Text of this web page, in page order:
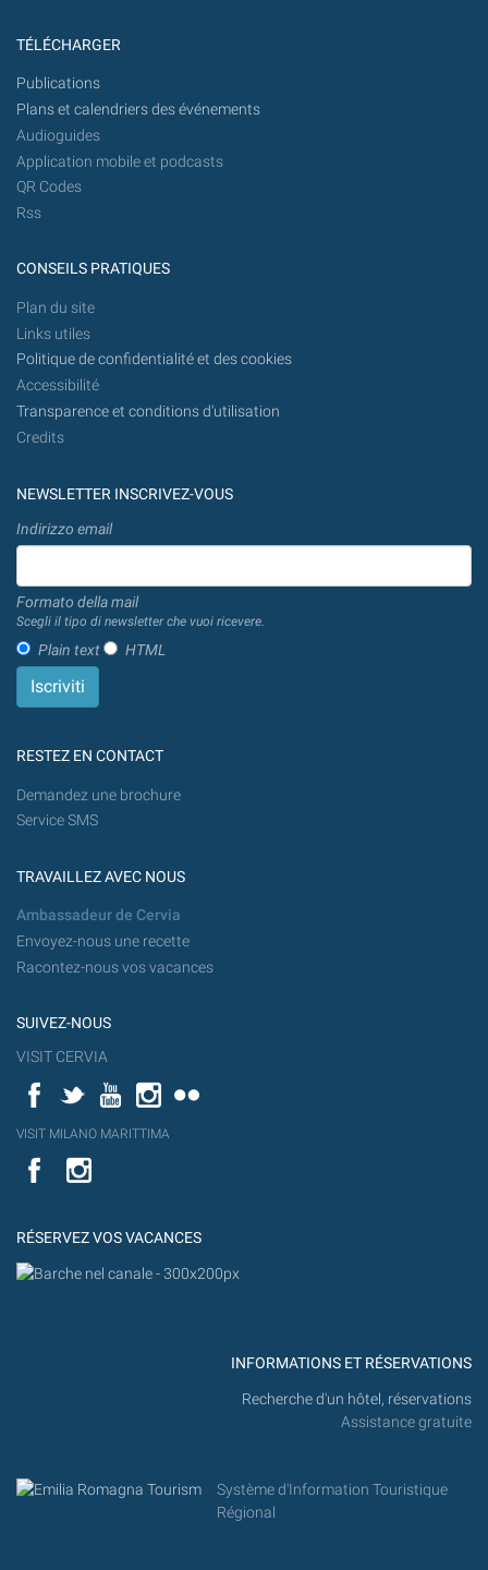
TÉLÉCHARGER
Publications
Plans et calendriers des événements
Audioguides
Application mobile et podcasts
QR Codes
Rss
CONSEILS PRATIQUES
Plan du site
Links utiles
Politique de confidentialité et des cookies
Accessibilité
Transparence et conditions d'utilisation
Credits
NEWSLETTER INSCRIVEZ-VOUS
Indirizzo email
Formato della mail
Scegli il tipo di newsletter che vuoi ricevere.
Plain text HTML
RESTEZ EN CONTACT
Demandez une brochure
Service SMS
TRAVAILLEZ AVEC NOUS
Ambassadeur de Cervia
Envoyez-nous une recette
Racontez-nous vos vacances
SUIVEZ-NOUS
VISIT CERVIA
FacebookTwitterYouTubeInstagram
YouT
VISIT MILANO MARITTIMA
Flick
VISIT
MILANO
YouTube
RÉSERVEZ VOS VACANCES
INFORMATIONS ET RÉSERVATIONS
Recherche d'un hôtel, réservations
Assistance gratuite
Système d'Information Touristique
Régional